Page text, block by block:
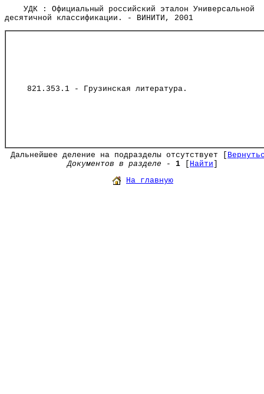
УДК : Официальный российский эталон Универсальной
десятичной классификации. - ВИНИТИ, 2001
821.353.1 - Грузинская литература.
Дальнейшее деление на подразделы отсутствует [
Документов в разделе - 1 Найти
На главную